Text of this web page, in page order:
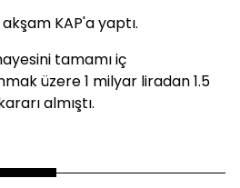
KAP'a yaptı.
tamamı iç
üzere 1 milyar liradan 1.5
almıştı.